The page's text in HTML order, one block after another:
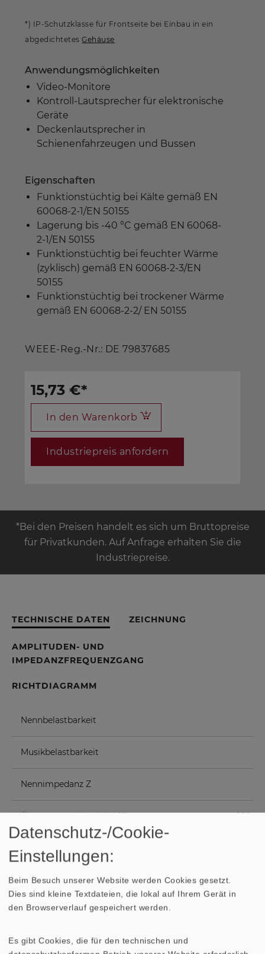
*) IP-Schutzklasse für Frontseite bei Einbau in ein
abgedichtetesGehäuse
Anwendungsmöglichkeiten
Video-Monitore
Kontroll-Lautsprecher für elektronische
Geräte
Deckenlautsprecher in
Schienenfahrzeugen und Bussen
Eigenschaften
Funktionstüchtig bei Kälte gemäß EN
60068-2-1/EN 50155
Lagerung bis -40 °C gemäß EN 60068-
2-1/EN 50155
Funktionstüchtig bei feuchter Wärme
(zyklisch) gemäß EN 60068-2-3/EN
50155
Funktionstüchtig bei trockener Wärme
gemäß EN 60068-2-2/ EN 50155
WEEE-Reg.-Nr.: DE 79837685
15,73 €*
In den Warenkorb
Industriepreis anfordern
*Bei den Preisen handelt es sich um Bruttopreise
für Privatkunden. Auf Anfrage erhalten Sie die
Industriepreise.
TECHNISCHE DATEN ZEICHNUNG
AMPLITUDEN- UND
IMPEDANZFREQUENZGANG
RICHTDIAGRAMM
Nennbelastbarkeit
Musikbelastbarkeit
Nennimpedanz Z
Übertragungsbereich (-10
dB)
Mittlerer Schalldruckpegel
Abstrahlwinkel (−6 dB)
Datenschutz-/Cookie-
Einstellungen:
Beim Besuch unserer Website werden Cookies gesetzt.
Dies sind kleine Textdateien, die lokal auf Ihrem Gerät in
den Browserverlauf gespeichert werden.
Es gibt Cookies, die für den technischen und